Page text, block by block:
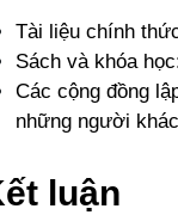
Tài liệu chính
Sách và khóa
Các cộng đồng
những người
luận